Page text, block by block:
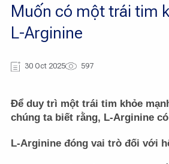
Muốn có một trái tim
L-Arginine
30 Oct 2025 597
Để duy trì một trái tim khỏe
chúng ta biết rằng, L-Arginine
L-Arginine đóng vai trò đối với